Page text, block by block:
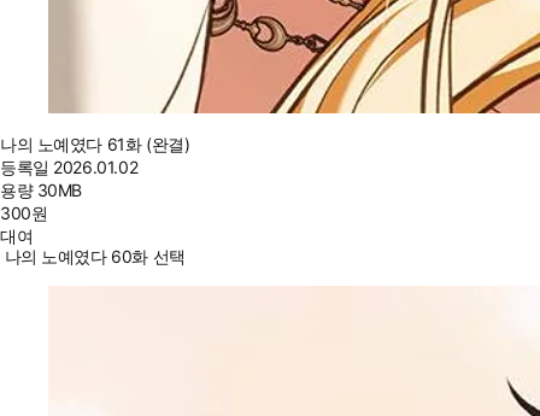
나의 노예였다 61화 (완결)
등록일 2026.01.02
용량 30MB
300원
대여
나의 노예였다 60화 선택